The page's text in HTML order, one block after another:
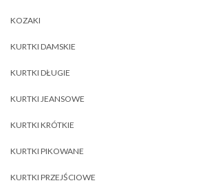
KOZAKI
KURTKI DAMSKIE
KURTKI DŁUGIE
KURTKI JEANSOWE
KURTKI KRÓTKIE
KURTKI PIKOWANE
KURTKI PRZEJŚCIOWE